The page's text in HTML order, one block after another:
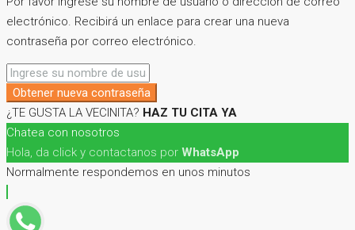
electrónico. Recibirá un enlace para crear una nueva
contraseña por correo electrónico.
Obtener nueva contraseña
¿TE GUSTA LA VECINITA? HAZ TU CITA YA
Chatea con nosotros
Hola, da click y contactanos por WhatsApp
Normalmente respondemos en unos minutos